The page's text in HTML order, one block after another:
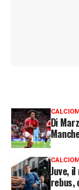
Di
Juve,
rebus,